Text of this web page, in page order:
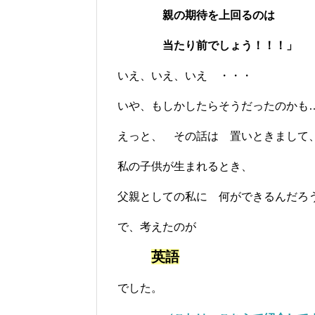
親の期待を上回るのは
当たり前でしょう！！！」
いえ、いえ、いえ ・・・
いや、もしかしたらそうだったのかも
えっと、 その話は 置いときまして、
私の子供が生まれるとき、
父親としての私に 何ができるんだろ
で、考えたのが
英語
でした。